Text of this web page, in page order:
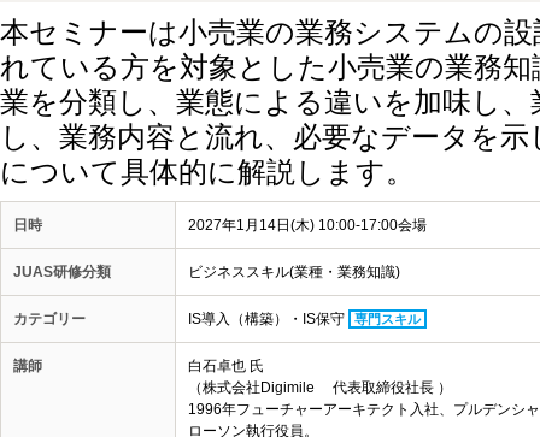
本セミナーは小売業の業務システムの
れている方を対象とした小売業の業務
業を分類し、業態による違いを加味し
し、業務内容と流れ、必要なデータを
について具体的に解説します。
日時 2027年1月14日(木) 10:00-17:00会場
JUAS研修分類 ビジネススキル(業種・業務知識)
カテゴリー IS導入（構築）・IS保守 専門スキル
講師
白石卓也 氏
（株式会社Digimile 代表取締役社長 ）
1996年フューチャーアーキテクト入社、プルデンシ
ローソン執行役員。